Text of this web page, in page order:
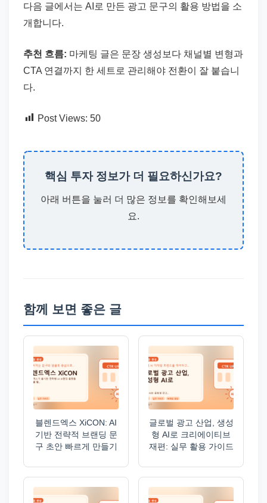
다음 글에서는 AI로 만든 광고 문구의 활용 방법을 소
개합니다.
추천 흐름: 마케팅 글은 문장 생성보다 채널별 변형과
CTA 연결까지 한 세트로 관리해야 전환이 잘 붙습니
다.
Post Views: 50
핵심 투자 정보가 더 필요하신가요?
아래 버튼을 눌러 더 많은 정보를 확인해보세
요.
함께 보면 좋은 글
블렌드엑스 XiCON: AI
기반 전략적 브랜딩 문
구 초안 빠르게 만들기
글로벌 광고 산업, 생성
형 AI로 크리에이티브
재편: 실무 활용 가이드